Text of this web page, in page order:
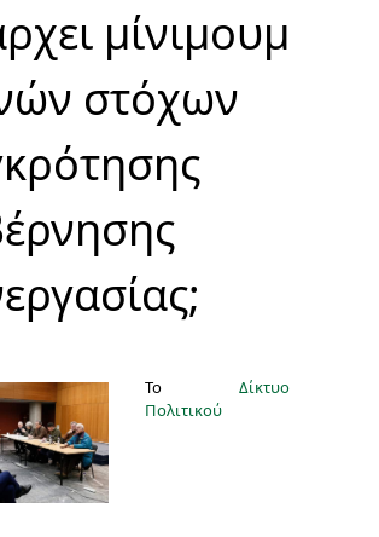
μίνιμουμ
στόχων
Το Δίκτυο
Πολιτικού